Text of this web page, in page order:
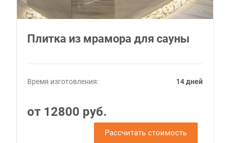
Плитка из мрамора для сауны
Время изготовления: 14 дней
от 12800 руб.
Рассчитать стоимость